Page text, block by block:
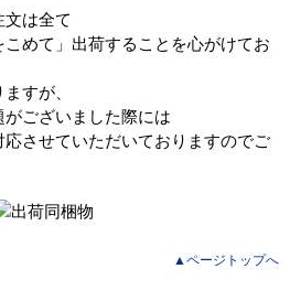
は全て
こめて」出荷することを心がけてお
すが、
ございました際には
させていただいておりますのでご
▲ページトップへ